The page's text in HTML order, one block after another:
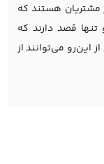
مشتریان هستند که
قصد دارند که
این‌رو می‌توانند از